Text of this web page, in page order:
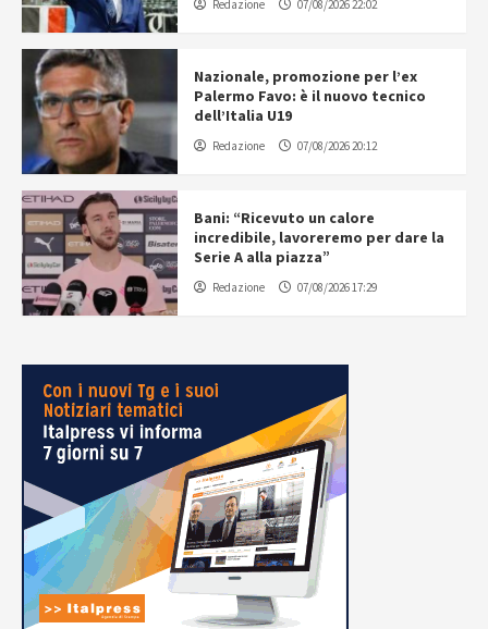
Redazione 07/08/2026 22:02
Nazionale, promozione per l’ex
Palermo Favo: è il nuovo tecnico
dell’Italia U19
Redazione 07/08/2026 20:12
Bani: “Ricevuto un calore
incredibile, lavoreremo per dare la
Serie A alla piazza”
Redazione 07/08/2026 17:29